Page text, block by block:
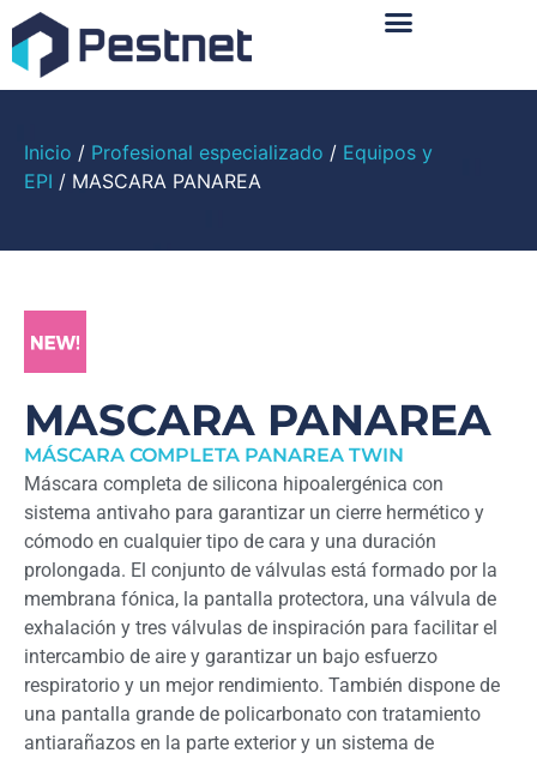
Inicio / Profesional especializado / Equipos y
EPI / MASCARA PANAREA
MASCARA PANAREA
MÁSCARA COMPLETA PANAREA TWIN
Máscara completa de silicona hipoalergénica con
sistema antivaho para garantizar un cierre hermético y
cómodo en cualquier tipo de cara y una duración
prolongada. El conjunto de válvulas está formado por la
membrana fónica, la pantalla protectora, una válvula de
exhalación y tres válvulas de inspiración para facilitar el
intercambio de aire y garantizar un bajo esfuerzo
respiratorio y un mejor rendimiento. También dispone de
una pantalla grande de policarbonato con tratamiento
antiarañazos en la parte exterior y un sistema de